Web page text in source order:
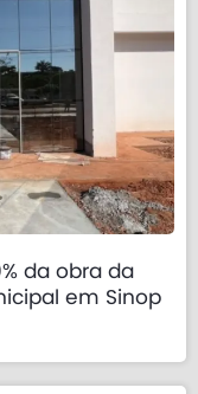
da obra da
em Sinop